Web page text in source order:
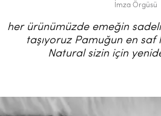
İmza Örgüsü
her ürünümüzde emeğin
taşıyoruz Pamuğun en
Natural sizin için